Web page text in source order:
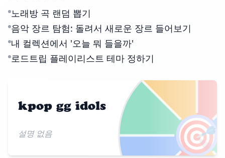
노래방 곡 랜덤 뽑기
음악 장르 탐험: 돌려서 새로운 장르 들어보기
내 컬렉션에서 '오늘 뭐 들을까'
로드트립 플레이리스트 테마 정하기
🎯
kpop gg idols
설명 없음